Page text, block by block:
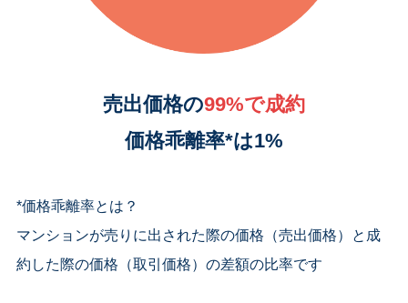
売出価格の99%で成約
価格乖離率*は1%
*価格乖離率とは？
マンションが売りに出された際の価格（売出価格）と成
約した際の価格（取引価格）の差額の比率です